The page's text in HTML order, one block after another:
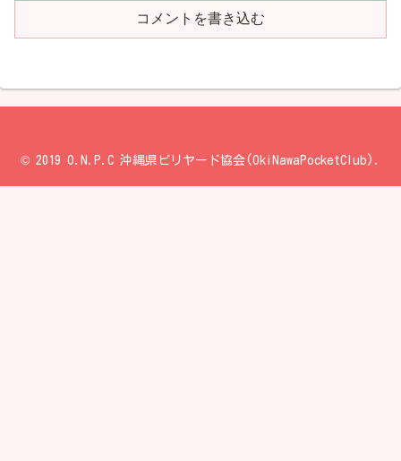
コメントを書き込む
© 2019 O.N.P.C 沖縄県ビリヤード協会(OkiNawaPocketClub).